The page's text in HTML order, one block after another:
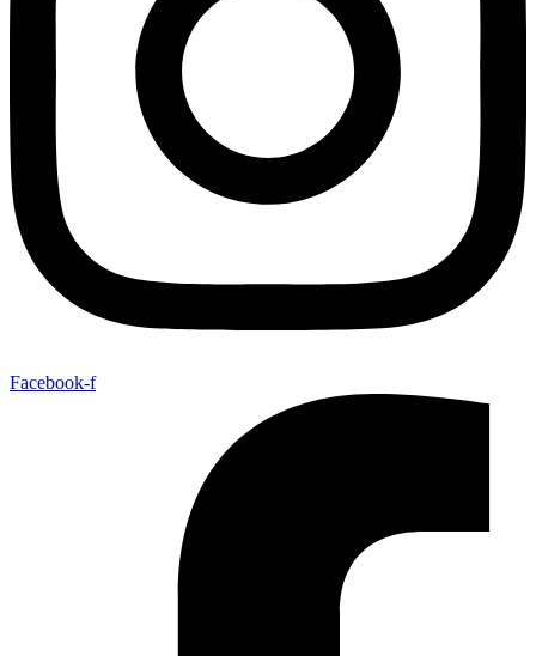
Facebook-f